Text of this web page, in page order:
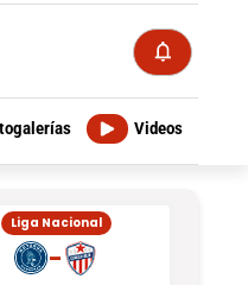
Videos
Liga Nacional
-